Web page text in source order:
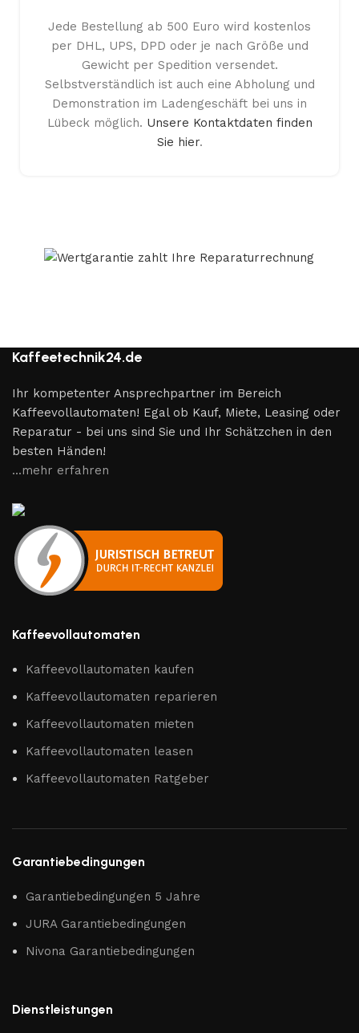
Jede Bestellung ab 500 Euro wird kostenlos
per DHL, UPS, DPD oder je nach Größe und
Gewicht per Spedition versendet.
Selbstverständlich ist auch eine Abholung und
Demonstration im Ladengeschäft bei uns in
Lübeck möglich. Unsere Kontaktdaten finden
Sie hier.
Kaffeetechnik24.de
Ihr kompetenter Ansprechpartner im Bereich
Kaffeevollautomaten! Egal ob Kauf, Miete, Leasing oder
Reparatur - bei uns sind Sie und Ihr Schätzchen in den
besten Händen!
...mehr erfahren
Kaffeevollautomaten
Kaffeevollautomaten kaufen
Kaffeevollautomaten reparieren
Kaffeevollautomaten mieten
Kaffeevollautomaten leasen
Kaffeevollautomaten Ratgeber
Garantiebedingungen
Garantiebedingungen 5 Jahre
JURA Garantiebedingungen
Nivona Garantiebedingungen
Dienstleistungen